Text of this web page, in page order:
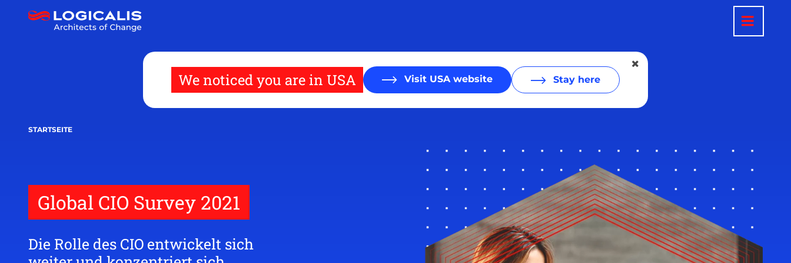
We noticed you are in USA Visit USA website Stay here
STARTSEITE
Global CIO Survey 2021
Die Rolle des CIO entwickelt sich